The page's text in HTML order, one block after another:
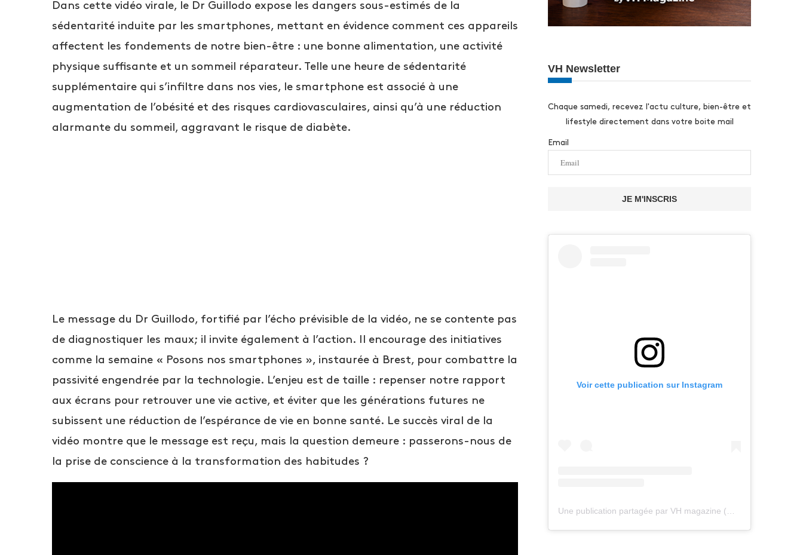
Dans cette vidéo virale, le Dr Guillodo expose les dangers sous-estimés de la
sédentarité induite par les smartphones, mettant en évidence comment ces appareils
affectent les fondements de notre bien-être : une bonne alimentation, une activité
physique suffisante et un sommeil réparateur. Telle une heure de sédentarité
supplémentaire qui s’infiltre dans nos vies, le smartphone est associé à une
augmentation de l’obésité et des risques cardiovasculaires, ainsi qu’à une réduction
alarmante du sommeil, aggravant le risque de diabète.
Le message du Dr Guillodo, fortifié par l’écho prévisible de la vidéo, ne se contente pas
de diagnostiquer les maux; il invite également à l’action. Il encourage des initiatives
comme la semaine « Posons nos smartphones », instaurée à Brest, pour combattre la
passivité engendrée par la technologie. L’enjeu est de taille : repenser notre rapport
aux écrans pour retrouver une vie active, et éviter que les générations futures ne
subissent une réduction de l’espérance de vie en bonne santé. Le succès viral de la
vidéo montre que le message est reçu, mais la question demeure : passerons-nous de
la prise de conscience à la transformation des habitudes ?
VH Newsletter
Chaque samedi, recevez l'actu culture, bien-être et
lifestyle directement dans votre boite mail
Email
JE M'INSCRIS
Voir cette publication sur Instagram